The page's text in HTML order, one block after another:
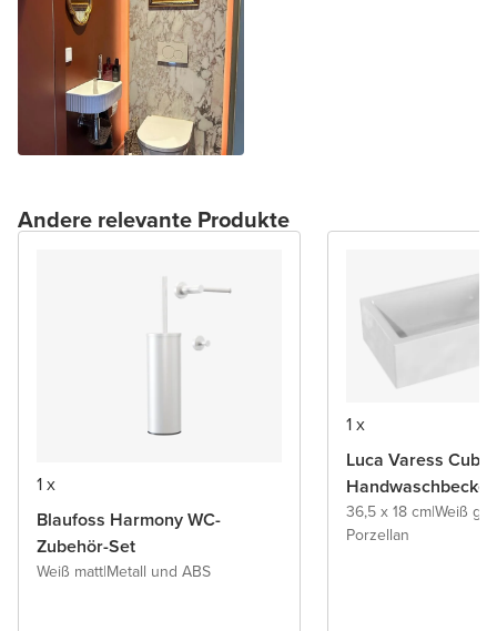
Andere relevante Produkte
1 x
Blaufoss Harmony WC-
Zubehör-Set
Weiß matt|Metall und ABS
1 x
Luca Varess Cubic
Handwaschbecken
36,5 x 18 cm|Weiß
Porzellan